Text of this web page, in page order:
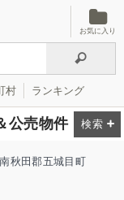
お気に入り
村 ランキング
公売物件
南秋田郡五城目町